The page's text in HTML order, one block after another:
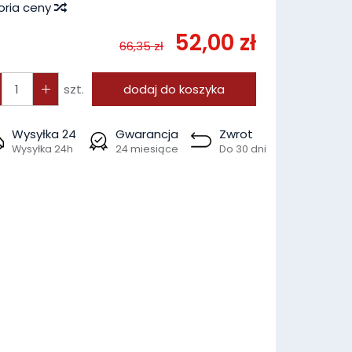
ceny
66,35 zł 52,00 zł
szt. dodaj do koszyka
Wysyłka 24
Wysyłka 24h
Gwarancja
24 miesiące
Zwrot
Do 30 dni